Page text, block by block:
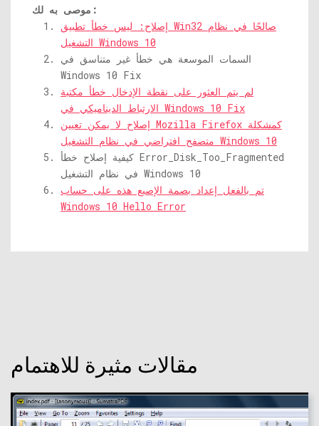
موصى به لك:
إصلاح: ليس خطأ تطبيق Win32 صالحًا في نظام
التشغيل Windows 10
السمات الموسعة هي خطأ غير متناسق في
Windows 10 Fix
لم يتم العثور على نقطة الإدخال خطأ مكتبة
الارتباط الديناميكي في Windows 10 Fix
إصلاح لا يمكن تعيين Mozilla Firefox كمشكلة
متصفح افتراضي في نظام التشغيل Windows 10
كيفية إصلاح خطأ Error_Disk_Too_Fragmented
في نظام التشغيل Windows 10
تم بالفعل إعداد بصمة الإصبع هذه على حساب
Windows 10 Hello Error
مقالات مثيرة للاهتمام